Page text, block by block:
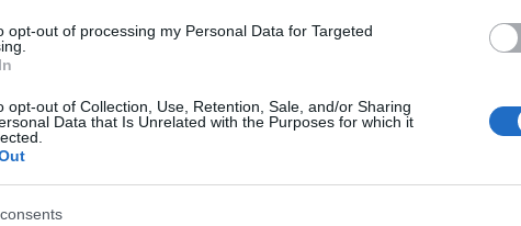
opt-out of processing my Personal Data for Targeted
opt-out of Collection, Use, Retention, Sale, and/or Sharing
Data that Is Unrelated with the Purposes for which it
Bartra tiene molestias. En el juego viene
muy barata para reforzar la posición
para la jornada 1
mucho dinero en caja y necesitas delanteros que
bonitos y baratos para la jornada 1, te traemos
por menos de 2 millones.